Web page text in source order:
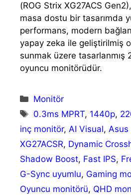
(ROG Strix XG27ACS
masa dostu bir tasarımda
performans, modern
yapay zeka ile geliştirilmiş
sunmak üzere tasarlanmış
oyuncu monitörüdür.
Kategoriler
Monitör
Etiketler
0.3ms MPRT, 1440p,
inç monitör, AI Visual, Asus
XG27ACSR, Dynamic
Shadow Boost, Fast IPS,
G-Sync uyumlu, Gaming
Oyuncu monitörü, QHD